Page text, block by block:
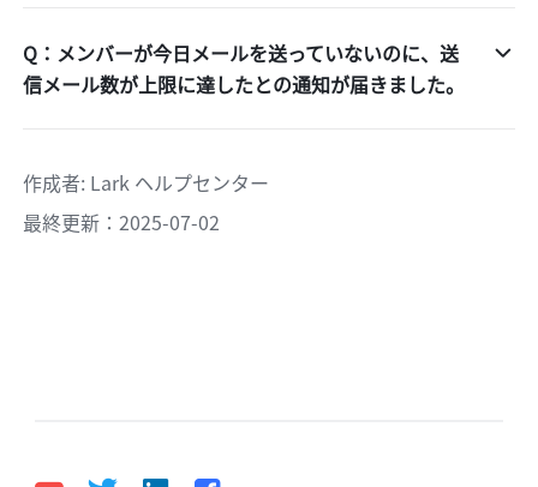
Q：メンバーが今日メールを送っていないのに、送
信メール数が上限に達したとの通知が届きました。
作成者: Lark ヘルプセンター
最終更新：2025-07-02